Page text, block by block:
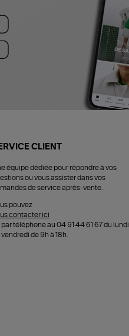
CLIENT
équipe dédiée pour répondre à vos
ou vous assister dans vos
de service après-vente.
pouvez
contacter ici
par téléphone au 04 91 44 61 67 du lundi
vendredi de 9h à 18h.